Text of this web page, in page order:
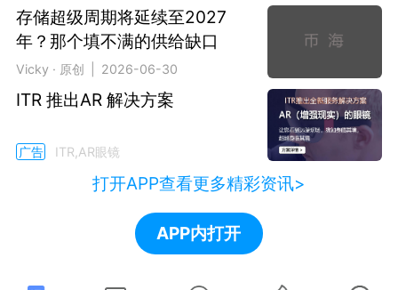
存储超级周期将延续至2027
年？那个填不满的供给缺口
Vicky · 原创 | 2026-06-30
ITR 推出AR 解决方案
广告 ITR,AR眼镜
打开APP查看更多精彩资讯>
APP内打开